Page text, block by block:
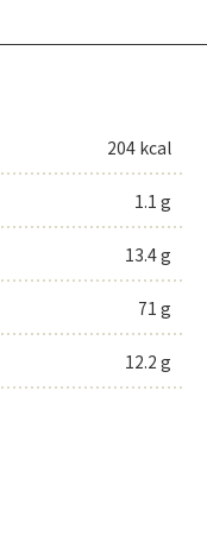
204 kcal
1.1 g
13.4 g
71 g
12.2 g